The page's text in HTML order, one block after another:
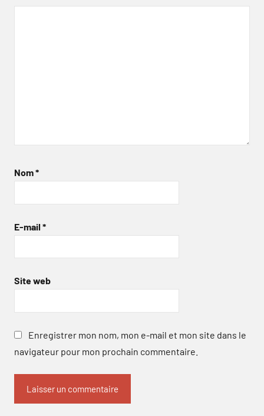
Nom*
E-mail *
Site web
Enregistrer mon nom, mon e-mail et mon site dans le
navigateur pour mon prochain commentaire.